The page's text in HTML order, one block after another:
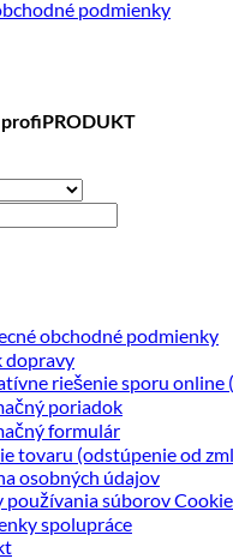
podmienky
profiPRODUKT
obchodné podmienky
dopravy
riešenie sporu online
poriadok
formulár
tovaru (odstúpenie od
osobných údajov
používania súborov
spolupráce